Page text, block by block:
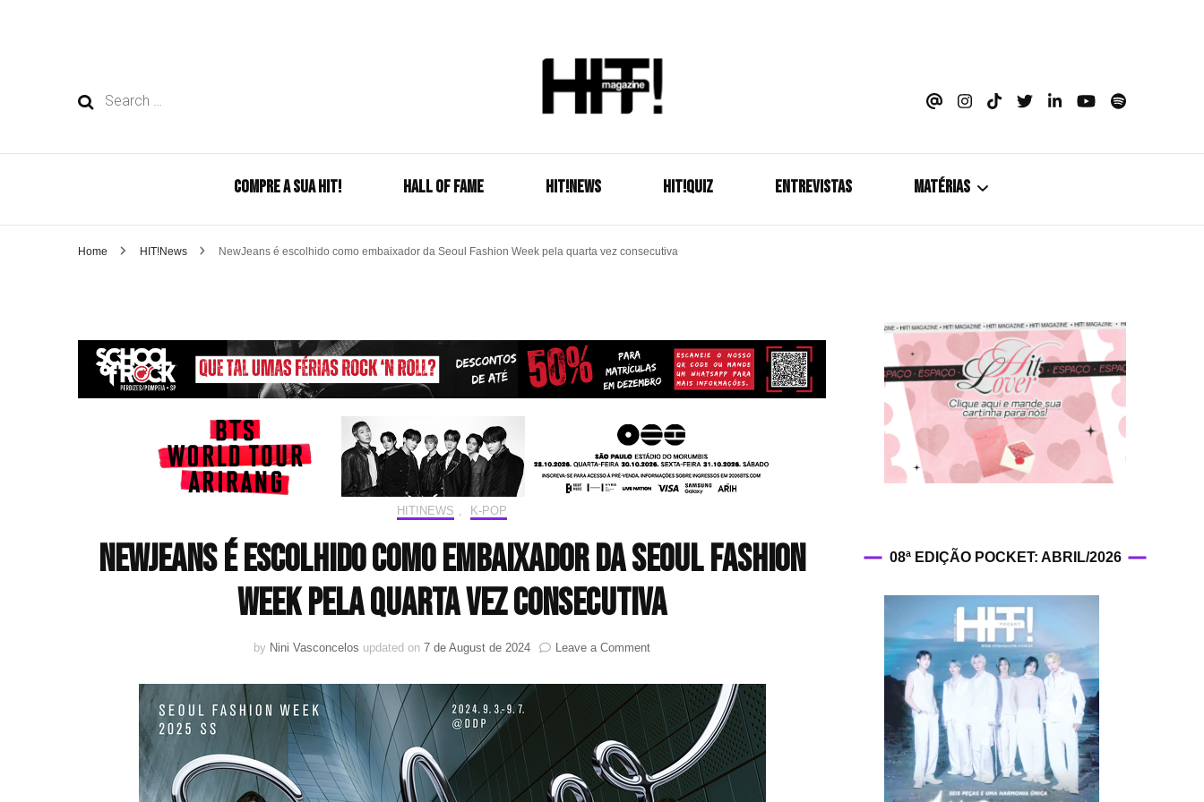
Search
HIT!Magazine
COMPRE A SUA HIT! HALL OF FAME HIT!NEWS HIT!Quiz ENTREVISTAS MATÉRIAS
Coletiva de Imprensa
Drama? HIT!
HIT!Fashion
HIT!Filmes
HIT!Hop
HIT!Leituras
HIT!Diary
HIT!Lyrics
HIT!Politics
Home HIT!News NewJeans é escolhido como embaixador da Seoul Fashion Week pela quarta vez consecutiva
HIT!NEWS K-POP
NewJeans é escolhido como embaixador da Seoul Fashion
Week pela quarta vez consecutiva
by Nini Vasconcelos updated on 7 de August de 2024 Leave a Commenton
é
escolhido
como
embaixador
da
Seoul
Fashion
08ª EDIÇÃO POCKET: ABRIL/2026